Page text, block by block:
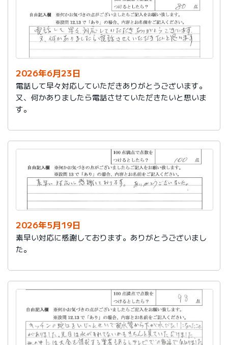
2026年6月23日
電話して早々対応していただきありがとうございます。
又、何かありましたら電話させていただきたいと思いま
す。
2026年5月19日
素早い対応に感謝しております。ありがとうございまし
た。